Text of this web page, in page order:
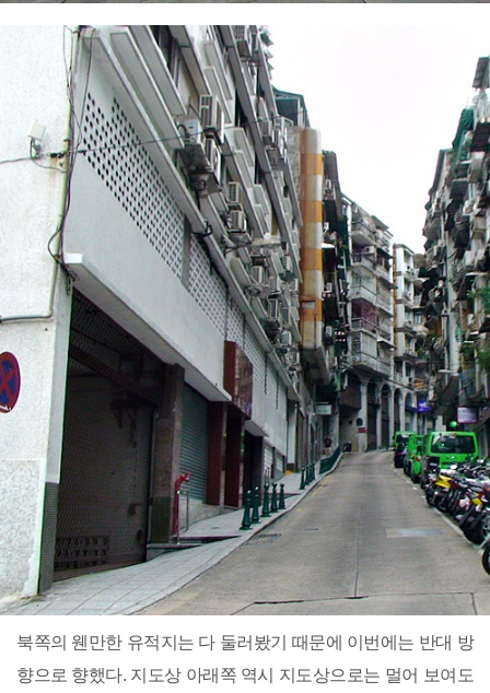
북쪽의 웬만한 유적지는 다 둘러봤기 때문에 이번에는 반대 방
향으로 향했다. 지도상 아래쪽 역시 지도상으로는 멀어 보여도